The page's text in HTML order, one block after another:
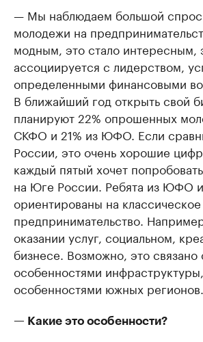
— Мы наблюдаем большой
молодежи на
модным, это стало интересным,
ассоциируется с лидерством,
определенными финансовыми
В ближайший год открыть свой
планируют 22% опрошенных
СКФО и 21% из ЮФО. Если
России, это очень хорошие
каждый пятый хочет
на Юге России. Ребята из ЮФО
ориентированы на классическое
предпринимательство.
оказании услуг, социальном,
бизнесе. Возможно, это связано
особенностями
особенностями южных регионов.
— Какие это особенности?